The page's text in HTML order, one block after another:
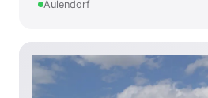
Aulendorf